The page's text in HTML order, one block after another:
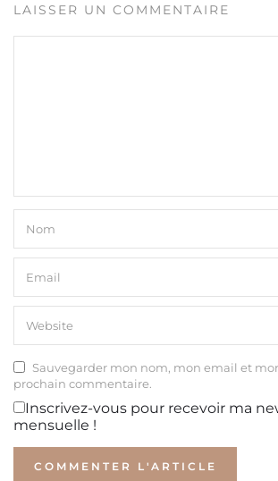
LAISSER UN COMMENTAIRE
Sauvegarder mon nom, mon email et
prochain commentaire.
Inscrivez-vous pour recevoir ma
mensuelle !